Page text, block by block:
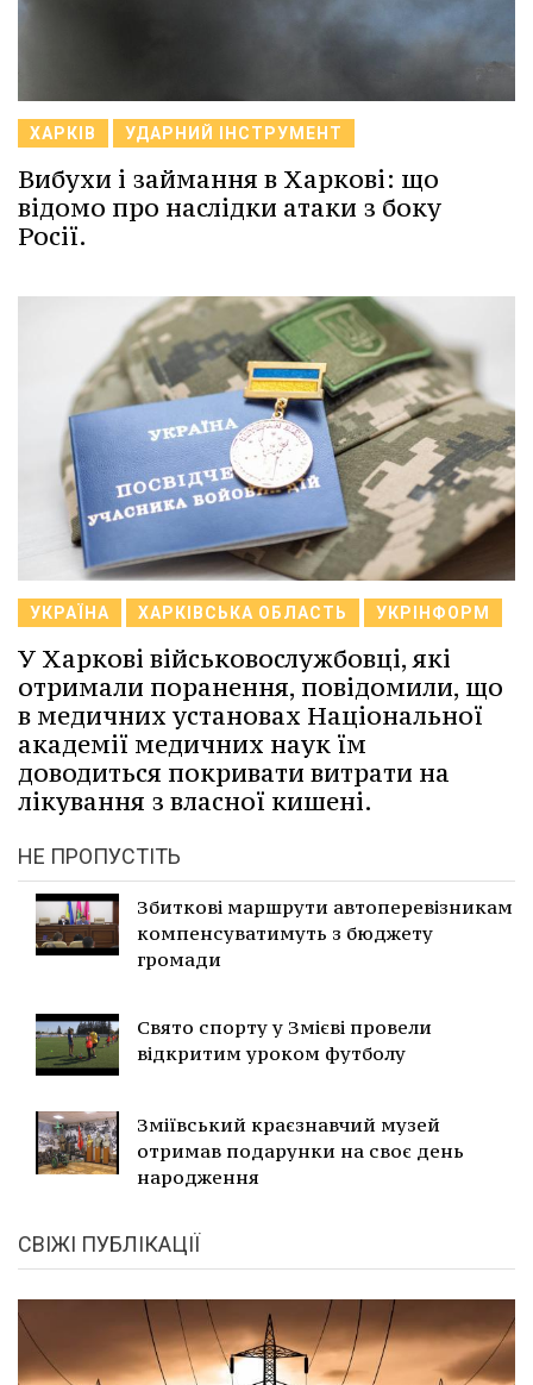
ХАРКІВ УДАРНИЙ ІНСТРУМЕНТ
Вибухи і займання в Харкові: що
відомо про наслідки атаки з боку
Росії.
УКРАЇНА ХАРКІВСЬКА ОБЛАСТЬ УКРІНФОРМ
У Харкові військовослужбовці, які
отримали поранення, повідомили, що
в медичних установах Національної
академії медичних наук їм
доводиться покривати витрати на
лікування з власної кишені.
НЕ ПРОПУСТІТЬ
Збиткові маршрути автоперевізникам
компенсуватимуть з бюджету
громади
Свято спорту у Змієві провели
відкритим уроком футболу
Зміївський краєзнавчий музей
отримав подарунки на своє день
народження
СВІЖІ ПУБЛІКАЦІЇ